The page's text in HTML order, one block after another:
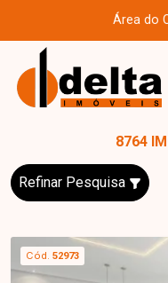
Área do
8764
Refinar Pesquisa
Cód. 52973